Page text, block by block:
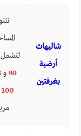
شاليهات
أرضية
بغرفتين
لتشمل
90و
100